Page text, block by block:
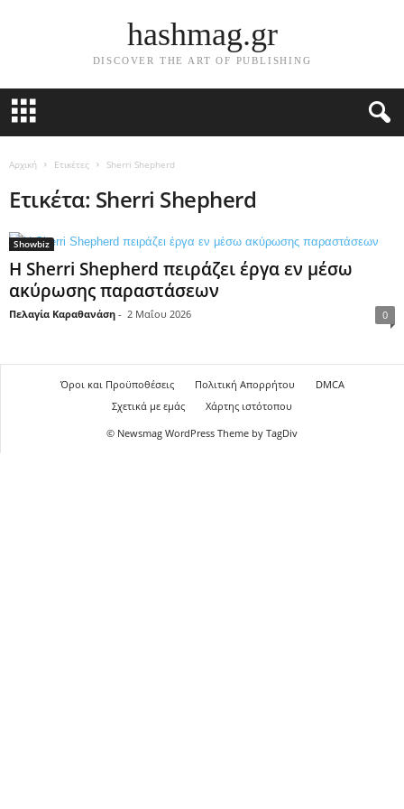
hashmag.gr
DISCOVER THE ART OF PUBLISHING
Αρχική Ετικέτες Sherri Shepherd
Ετικέτα: Sherri Shepherd
Showbiz
Η Sherri Shepherd πειράζει έργα εν μέσω
ακύρωσης παραστάσεων
Πελαγία Καραθανάση - 2 Μαΐου 2026 0
Όροι και Προϋποθέσεις Πολιτική Απορρήτου
DMCA
Σχετικά με εμάς
Χάρτης ιστότοπου
© Newsmag WordPress Theme by TagDiv